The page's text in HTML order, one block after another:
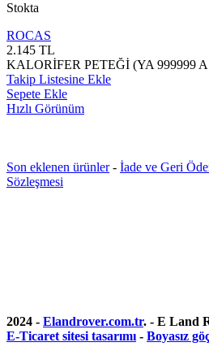
Stokta
ROCAS
2.145 TL
KALORİFER PETEĞİ (YA 999999
Takip Listesine Ekle
Sepete Ekle
Hızlı Görünüm
Son eklenen ürünler- İade ve Geri
Sözleşmesi
2024 - Elandrover.com.tr. - E Land
E-Ticaret sitesi tasarımı- Boyasız